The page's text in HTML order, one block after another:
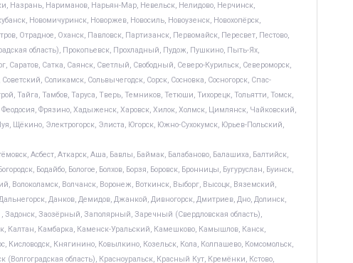
Назрань, Нариманов, Нарьян-Мар, Невельск, Нелидово, Нерчинск,
Новомичуринск, Новоржев, Новосиль, Новоузенск, Новохопёрск,
Отрадное, Оханск, Павловск, Партизанск, Первомайск, Пересвет, Пестово,
область), Прокопьевск, Прохладный, Пудож, Пушкино, Пыть-Ях,
Саратов, Сатка, Саянск, Светлый, Свободный, Северо-Курильск, Североморск,
Соликамск, Сольвычегодск, Сорск, Сосновка, Сосногорск, Спас-
Тайга, Тамбов, Таруса, Тверь, Темников, Тетюши, Тихорецк, Тольятти, Томск,
Фрязино, Хадыженск, Харовск, Хилок, Холмск, Цимлянск, Чайковский,
Щёкино, Электрогорск, Элиста, Югорск, Южно-Сухокумск, Юрьев-Польский,
Асбест, Аткарск, Аша, Бавлы, Баймак, Балабаново, Балашиха, Балтийск,
Бодайбо, Бологое, Болхов, Борзя, Боровск, Бронницы, Бугуруслан, Буинск,
Волоколамск, Волчанск, Воронеж, Воткинск, Выборг, Высоцк, Вяземский,
Данков, Демидов, Джанкой, Дивногорск, Дмитриев, Дно, Долинск,
Задонск, Заозёрный, Заполярный, Заречный (Свердловская область),
Калтан, Камбарка, Каменск-Уральский, Камешково, Камышлов, Канск,
Княгинино, Ковылкино, Козельск, Кола, Колпашево, Комсомольск,
(Волгоградская область), Красноуральск, Красный Кут, Кремёнки, Кстово,